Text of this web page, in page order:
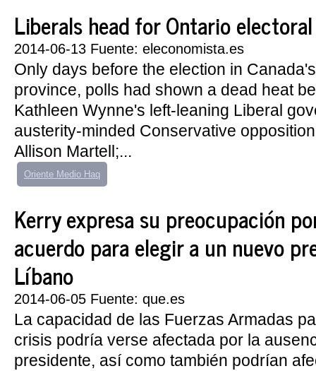
Liberals head for Ontario
2014-06-13 Fuente: eleconomista.es
Only days before the election in
province, polls had shown a dead heat
Kathleen Wynne's left-leaning Liberal
austerity-minded Conservative
Allison Martell;...
Oriente Medio Haq
Kerry expresa su preocupación
acuerdo para elegir a un nuevo
Líbano
2014-06-05 Fuente: que.es
La capacidad de las Fuerzas Armadas
crisis podría verse afectada por la
presidente, así como también podrían